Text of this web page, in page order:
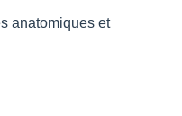
anatomiques et